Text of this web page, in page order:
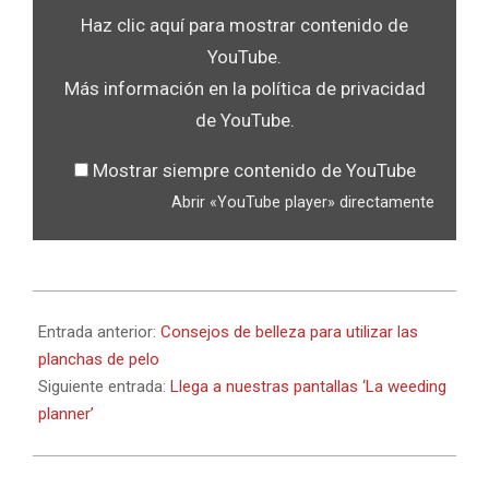
Haz clic aquí para mostrar contenido de
YouTube.
Más información en la política de privacidad
de YouTube.
Mostrar siempre contenido de YouTube
Abrir «YouTube player» directamente
07-
06
Entrada anterior: Consejos de belleza para utilizar las
planchas de pelo
Siguiente entrada: Llega a nuestras pantallas ‘La weeding
planner’